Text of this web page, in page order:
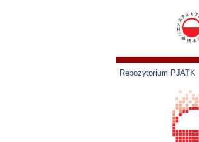
Repozytorium PJATK